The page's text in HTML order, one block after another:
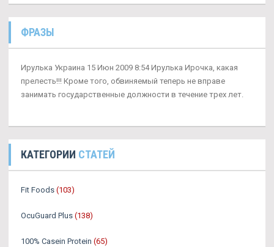
ФРАЗЫ
Ирулька Украина 15 Июн 2009 8:54 Ирулька Ирочка, какая
прелесть!!! Кроме того, обвиняемый теперь не вправе
занимать государственные должности в течение трех лет.
КАТЕГОРИИ СТАТЕЙ
Fit Foods (103)
OcuGuard Plus (138)
100% Casein Protein (65)